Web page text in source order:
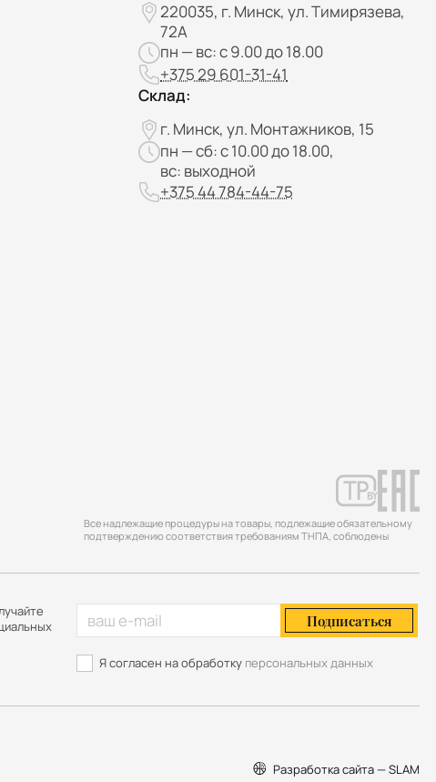
220035, г. Минск, ул. Тимирязева,
72А
пн — вс: с 9.00 до 18.00
+375 29 601-31-41
Склад:
г. Минск, ул. Монтажников, 15
пн — сб: с 10.00 до 18.00,
вс: выходной
+375 44 784-44-75
Все надлежащие процедуры на товары, подлежащие обязательному
подтверждению соответствия требованиям ТНПА, соблюдены
Подписаться
Я согласен на обработку персональных данных
Разработка сайта — SLAM